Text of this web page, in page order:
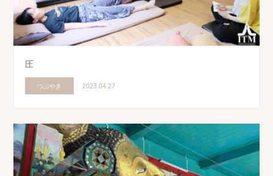
圧
つぶやき 2023.04.27